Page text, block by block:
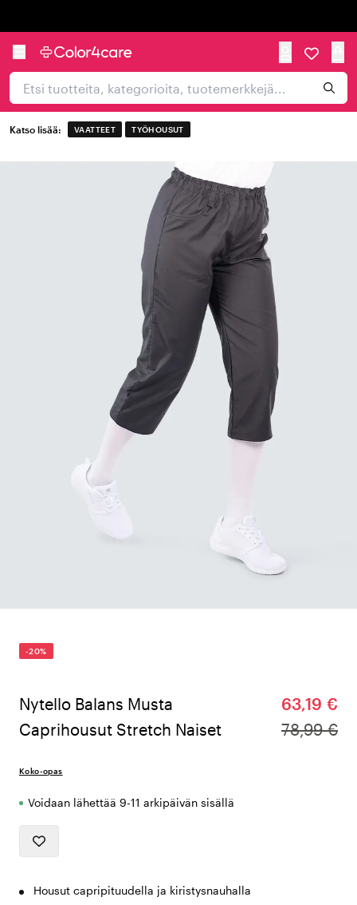
Katso lisää: VAATTEET TYÖHOUSUT
-20%
Nytello Balans Musta
Caprihousut Stretch Naiset
63,19 €
78,99 €
Koko-opas
Voidaan lähettää 9-11 arkipäivän sisällä
Housut capripituudella ja kiristysnauhalla